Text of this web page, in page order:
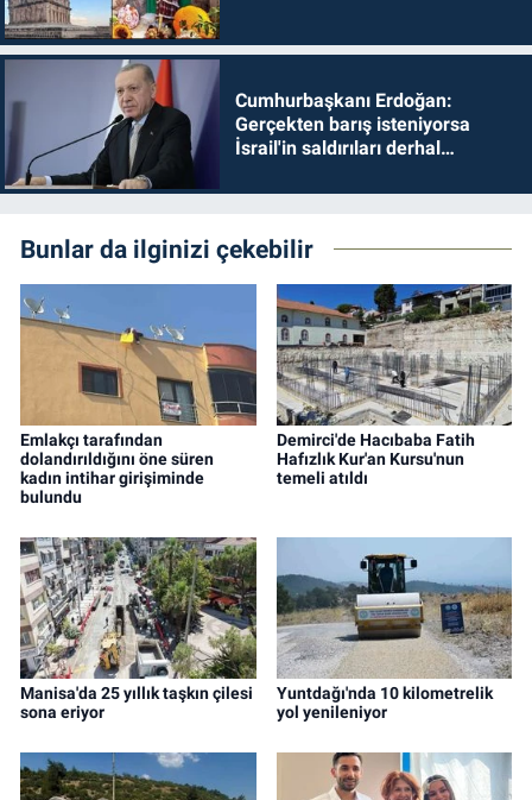
Cumhurbaşkanı Erdoğan:
Gerçekten barış isteniyorsa
İsrail'in saldırıları derhal
Bunlar da ilginizi çekebilir
Emlakçı tarafından
dolandırıldığını öne süren
kadın intihar girişiminde
bulundu
Demirci'de Hacıbaba Fatih
Hafızlık Kur'an Kursu'nun
temeli atıldı
Manisa'da 25 yıllık taşkın çilesi
sona eriyor
Yuntdağı'nda 10 kilometrelik
yol yenileniyor